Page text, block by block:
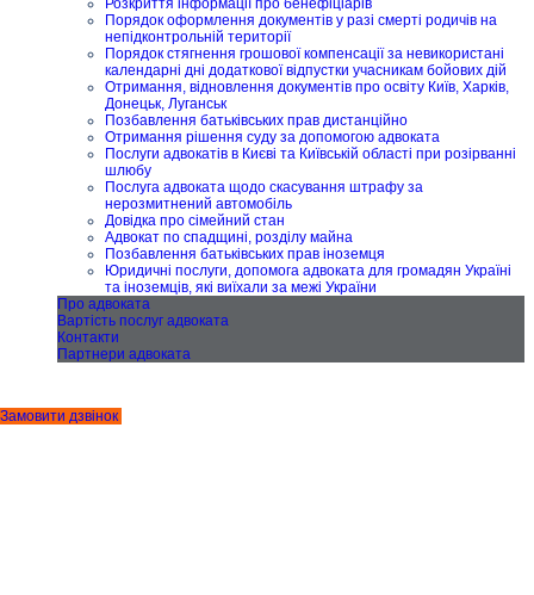
Замовити дзвінок
Розкриття інформації про бенефіціарів
Порядок оформлення документів у разі смерті родичів на
непідконтрольній території
Порядок стягнення грошової компенсації за невикористані
календарні дні додаткової відпустки учасникам бойових дій
Отримання, відновлення документів про освіту Київ, Харків,
Донецьк, Луганськ
Позбавлення батьківських прав дистанційно
Отримання рішення суду за допомогою адвоката
Послуги адвокатів в Києві та Київській області при розірванні
шлюбу
Послуга адвоката щодо скасування штрафу за
нерозмитнений автомобіль
Довідка про сімейний стан
Адвокат по спадщині, розділу майна
Позбавлення батьківських прав іноземця
Юридичні послуги, допомога адвоката для громадян Україні
та іноземців, які виїхали за межі України
Про адвоката
Вартість послуг адвоката
Контакти
Партнери адвоката